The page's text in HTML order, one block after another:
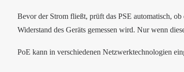
Bevor der Strom fließt, prüft das PSE automatisch,
Widerstand des Geräts gemessen wird. Nur wenn
PoE kann in verschiedenen Netzwerktechnologien